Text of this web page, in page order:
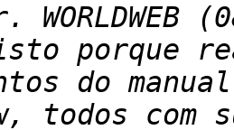
porque
todos com